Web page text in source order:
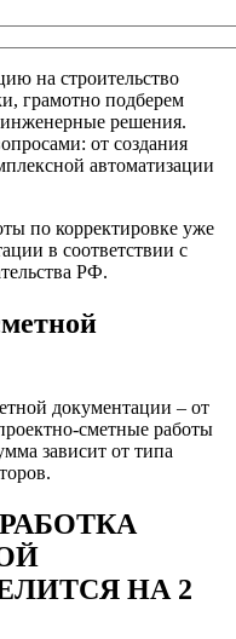
на строительство
грамотно подберем
инженерные решения.
от создания
автоматизации
по корректировке уже
в соответствии с
РФ.
документации – от
сметные работы
зависит от типа
НА 2